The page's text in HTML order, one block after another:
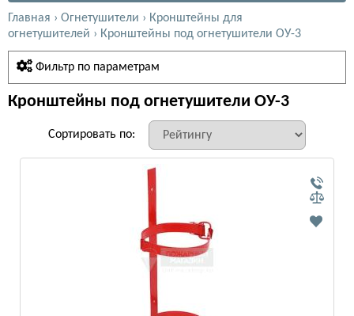
Главная › Огнетушители › Кронштейны для
огнетушителей › Кронштейны под огнетушители ОУ-3
Фильтр по параметрам
Кронштейны под огнетушители ОУ-3
Сортировать по: